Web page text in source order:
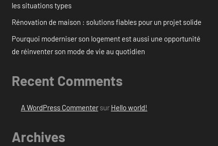
les situations types
Rénovation de maison : solutions fiables pour un projet solide
Pourquoi moderniser son logement est aussi une opportunité
de réinventer son mode de vie au quotidien
Recent Comments
A WordPress Commentersur Hello world!
Archives